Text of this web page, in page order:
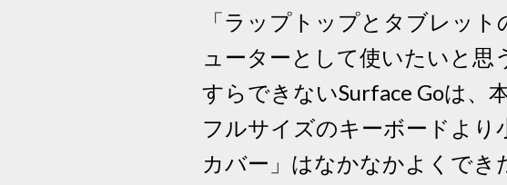
「ラップトップとタブレッ
ューターとして使いたいと思
すらできないSurface Goは、
フルサイズのキーボードより
カバー」はなかなかよくでき